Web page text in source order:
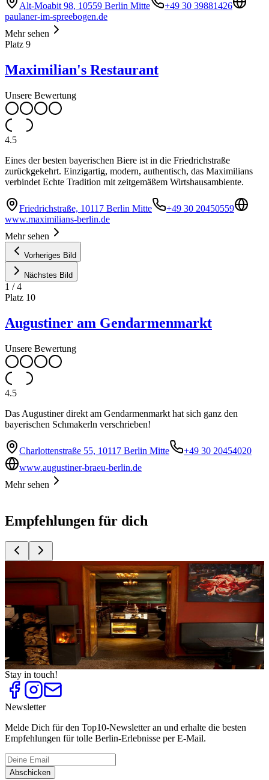
Alt-Moabit 98, 10559 Berlin Mitte
+49 30 39881426
paulaner-im-spreebogen.de
Mehr sehen
Platz 9
Maximilian's Restaurant
Unsere Bewertung
4.5
Eines der besten bayerischen Biere ist in die Friedrichstraße
zurückgekehrt. Einzigartig, modern, authentisch, das Maximilians
verbindet Echte Tradition mit zeitgemäßem Wirtshausambiente.
Friedrichstraße, 10117 Berlin Mitte
+49 30 20450559
www.maximilians-berlin.de
Mehr sehen
Vorheriges Bild
Nächstes Bild
1 /4
Platz 10
Augustiner am Gendarmenmarkt
Unsere Bewertung
4.5
Das Augustiner direkt am Gendarmenmarkt hat sich ganz den
bayerischen Schmakerln verschrieben!
Charlottenstraße 55, 10117 Berlin Mitte
+49 30 20454020
www.augustiner-braeu-berlin.de
Mehr sehen
Empfehlungen für dich
Berliner Brauhäuser
Top
10
Top
Neue deutsche Küche
Top 10
Original Wiener Schnitzel
10
Österreichische Restaurants
Stay in touch!
Newsletter
Melde Dich für den Top10-Newsletter an und erhalte die besten
Empfehlungen für tolle Berlin-Erlebnisse per E-Mail.
Abschicken